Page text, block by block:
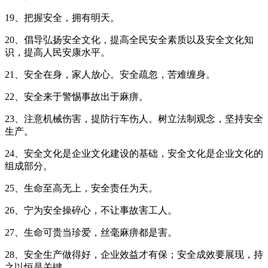
19、把握安全，拥有明天。
20、倡导弘扬安全文化，提高全民安全素质以及安全文化知
识，提高人民安康水平。
21、安全在身，家人放心。安全疏忽，苦难缠身。
22、安全来于警惕事故出于麻痹。
23、注意机械伤害，提防行车伤人。树立法制观念，坚持安全
生产。
24、安全文化是企业文化建设的基础，安全文化是企业文化的
组成部分。
25、生命至高无上，安全责任为天。
26、宁为安全操碎心，不让事故害工人。
27、生命可贵当珍爱，丝毫麻痹都是害。
28、安全生产做得好，企业效益才有保；安全成效要展现，持